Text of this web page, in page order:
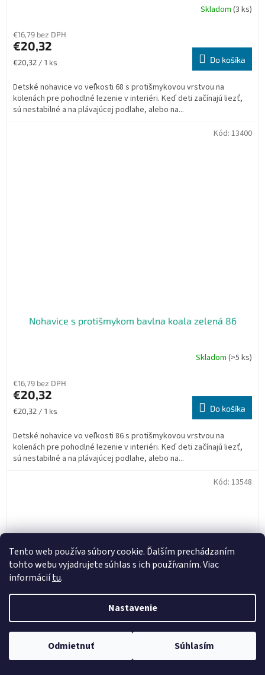
Tento web používa súbory cookie. Ďalším prechádzaním
tohto webu vyjadrujete súhlas s ich používaním. Viac
informáciítu.
Nastavenie
Odmietnuť Súhlasím
Skladom (3 ks)
€16,79 bez DPH
€20,32
Jednotková
€20,32 / 1 ks Do košíka
Detské nohavice vo veľkosti 68 s protišmykovou vrstvou na
kolenách pre pohodlné lezenie v interiéri. Keď deti začínajú liezť,
sú nestabilné a na plávajúcej podlahe, alebo na...
Nohavice s protišmykom bavlna koala zelená 86
Skladom (>5 ks)
€16,79 bez DPH
€20,32
Jednotková
€20,32 / 1 ks Do košíka
Detské nohavice vo veľkosti 86 s protišmykovou vrstvou na
kolenách pre pohodlné lezenie v interiéri. Keď deti začínajú liezť,
sú nestabilné a na plávajúcej podlahe, alebo na...
Kód: 13400
Kód: 13548